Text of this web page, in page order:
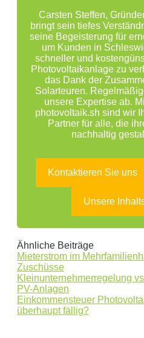
Carsten Steffen,
bringt sein tiefes
seine Begeisterung für
um Kunden in
schneller und
Photovoltaikanlage zu
das Dank der
Solarteuren.
unsere Expertise ab.
photovoltaik.sh sind wir
Partner für alle, die
nachhaltig
Kontaktieren Sie uns
Unsere
Ähnliche Beiträge
Mieterstrom im
Zuschüsse
Kleinunternehmerregelung
PV-Anlagen
Einkommensteuer
überhaupt fällig?